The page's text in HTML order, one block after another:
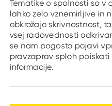
Tematike o spolnosti so v
lahko zelo vznemirljive in
obkrožajo skrivnostnost,
vsej radovednosti
se nam pogosto pojavi
pravzaprav sploh
informacije.